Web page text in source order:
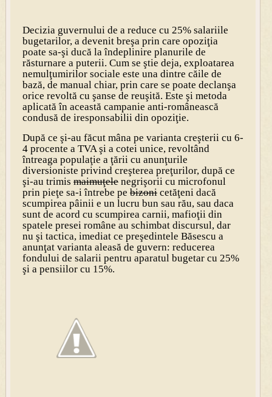
Decizia guvernului de a reduce cu 25% salariile
bugetarilor, a devenit breşa prin care opoziţia
poate sa-şi ducă la îndeplinire planurile de
răsturnare a puterii. Cum se ştie deja, exploatarea
nemulţumirilor sociale este una dintre căile de
bază, de manual chiar, prin care se poate declanşa
orice revoltă cu şanse de reuşită. Este şi metoda
aplicată în această campanie anti-românească
condusă de iresponsabilii din opoziţie.
După ce şi-au făcut mâna pe varianta creşterii cu 6-
4 procente a TVA şi a cotei unice, revoltând
întreaga populaţie a ţării cu anunţurile
diversioniste privind creşterea preţurilor, după ce
şi-au trimis maimuţelenegrişorii cu microfonul
prin pieţe sa-i întrebe pe bizonicetăţeni dacă
scumpirea pâinii e un lucru bun sau rău, sau daca
sunt de acord cu scumpirea carnii, mafioţii din
spatele presei române au schimbat discursul, dar
nu şi tactica, imediat ce preşedintele Băsescu a
anunţat varianta aleasă de guvern: reducerea
fondului de salarii pentru aparatul bugetar cu 25%
şi a pensiilor cu 15%.